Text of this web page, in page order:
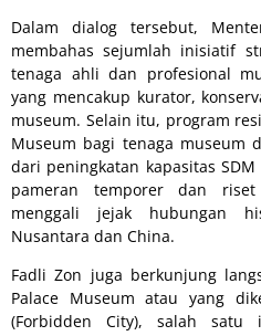
Dalam dialog tersebut,
membahas sejumlah inisiatif
tenaga ahli dan profesional
yang mencakup kurator,
museum. Selain itu, program
Museum bagi tenaga museum
dari peningkatan kapasitas
pameran temporer dan riset
menggali jejak hubungan
Nusantara dan China.
Fadli Zon juga berkunjung
Palace Museum atau yang
(Forbidden City), salah satu